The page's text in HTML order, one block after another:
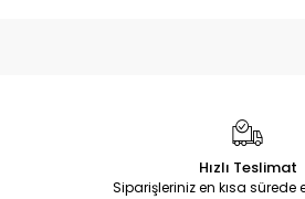
Hızlı Teslimat
Siparişleriniz en kısa sürede